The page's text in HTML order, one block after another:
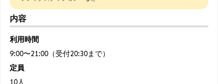
内容
利用時間
9:00〜21:00（受付20:30まで）
定員
10人